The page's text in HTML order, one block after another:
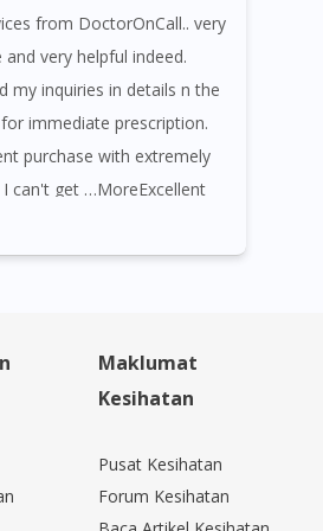
from DoctorOnCall.. very
very helpful indeed.
my inquiries in details n the
immediate prescription.
purchase with extremely
can't get …MoreExcellent
helpful indeed. They
purchase with extremely
can't get anywhere else.
given. Will always come
for next
Dank !! 😘😘😘
Maklumat
Kesihatan
Pusat Kesihatan
Forum Kesihatan